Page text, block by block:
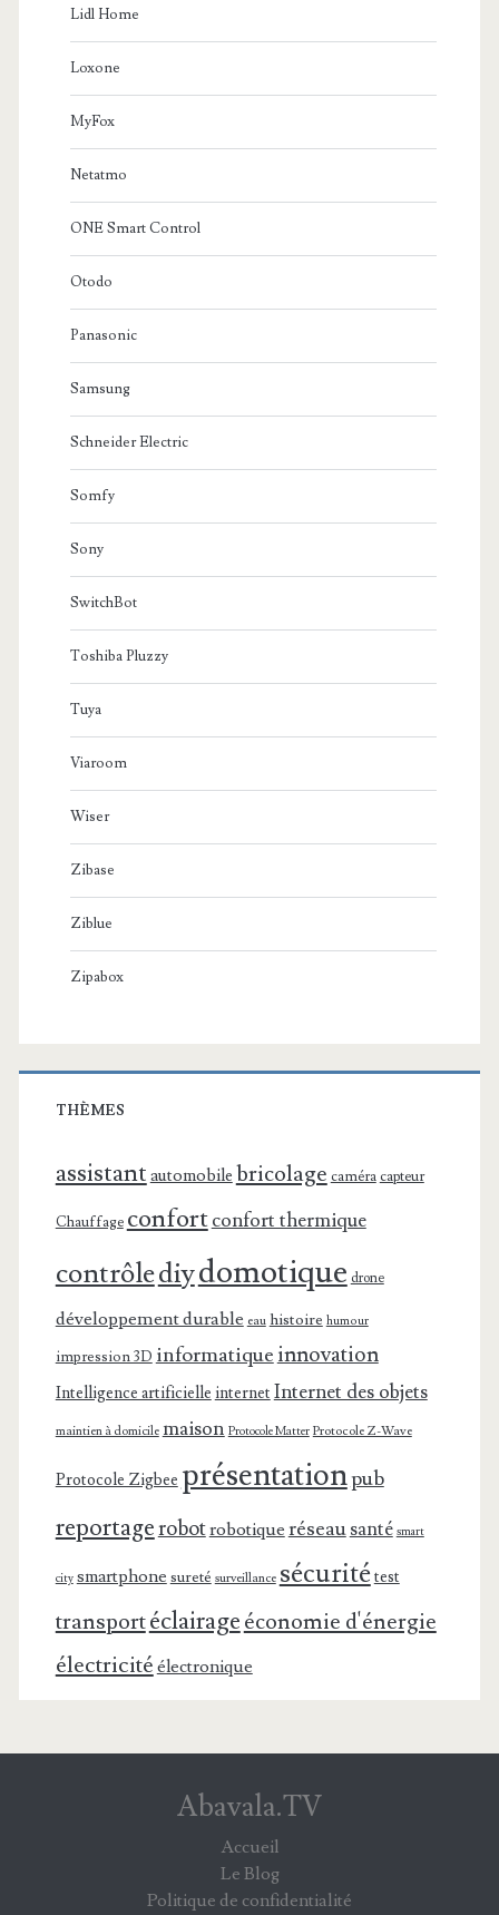
Lidl Home
Loxone
MyFox
Netatmo
ONE Smart Control
Otodo
Panasonic
Samsung
Schneider Electric
Somfy
Sony
SwitchBot
Toshiba Pluzzy
Tuya
Viaroom
Wiser
Zibase
Ziblue
Zipabox
THÈMES
assistant automobile bricolage caméra capteur
Chauffage confortconfort thermique
contrôlediydomotique drone
développement durable eau histoire humour
impression 3D informatiqueinnovation
Intelligence artificielle internet Internet des objets
maintien à domicile maison Protocole Matter Protocole Z-Wave
Protocole Zigbee présentationpub
reportagerobotrobotique réseausanté smart
city smartphone sureté surveillance sécuritétest
transportéclairageéconomie d'énergie
électricité électronique
Abavala.TV
Accueil
Le Blog
Politique de confidentialité